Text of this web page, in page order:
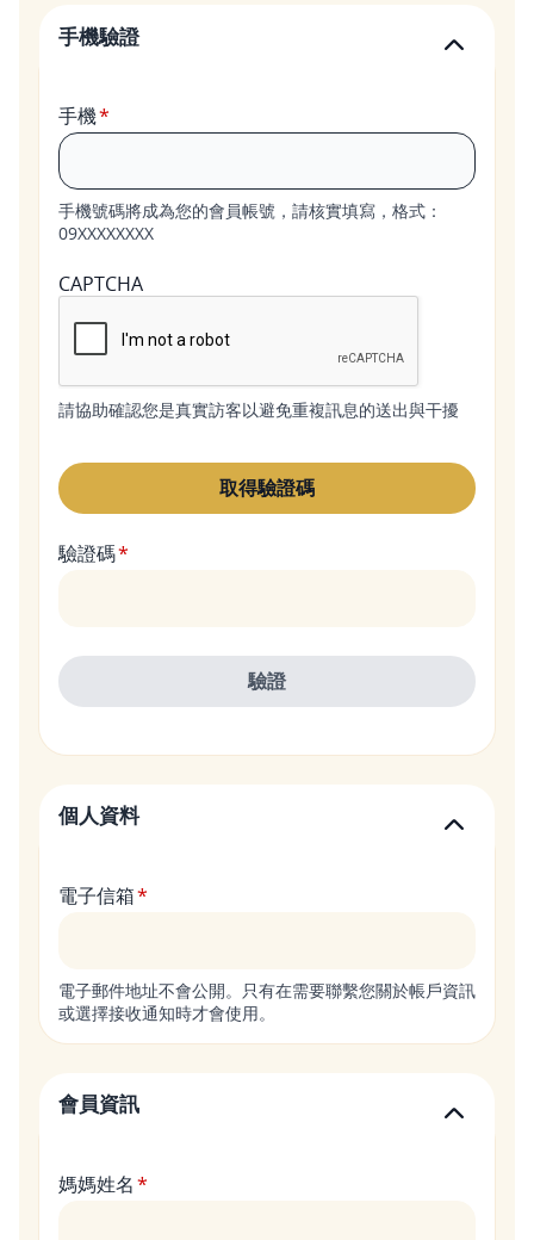
手機驗證
手機
手機號碼將成為您的會員帳號，請核實填寫，格式：
09XXXXXXXX
CAPTCHA
請協助確認您是真實訪客以避免重複訊息的送出與干擾
驗證碼
個人資料
電子信箱
電子郵件地址不會公開。只有在需要聯繫您關於帳戶資訊
或選擇接收通知時才會使用。
會員資訊
媽媽姓名